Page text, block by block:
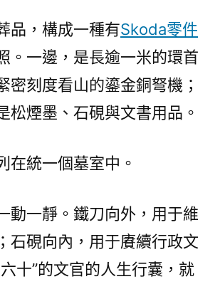
品，構成一種有Skoda零件
。一邊，是長逾一米的環首
密刻度看山的鎏金銅弩機；
松煙墨、石硯與文書用品。
在統一個墓室中。
動一靜。鐵刀向外，用于維
石硯向內，用于賡續行政文
十”的文官的人生行囊，就